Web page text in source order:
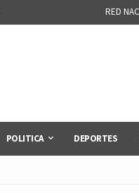
RED
POLITICA DEPORTES